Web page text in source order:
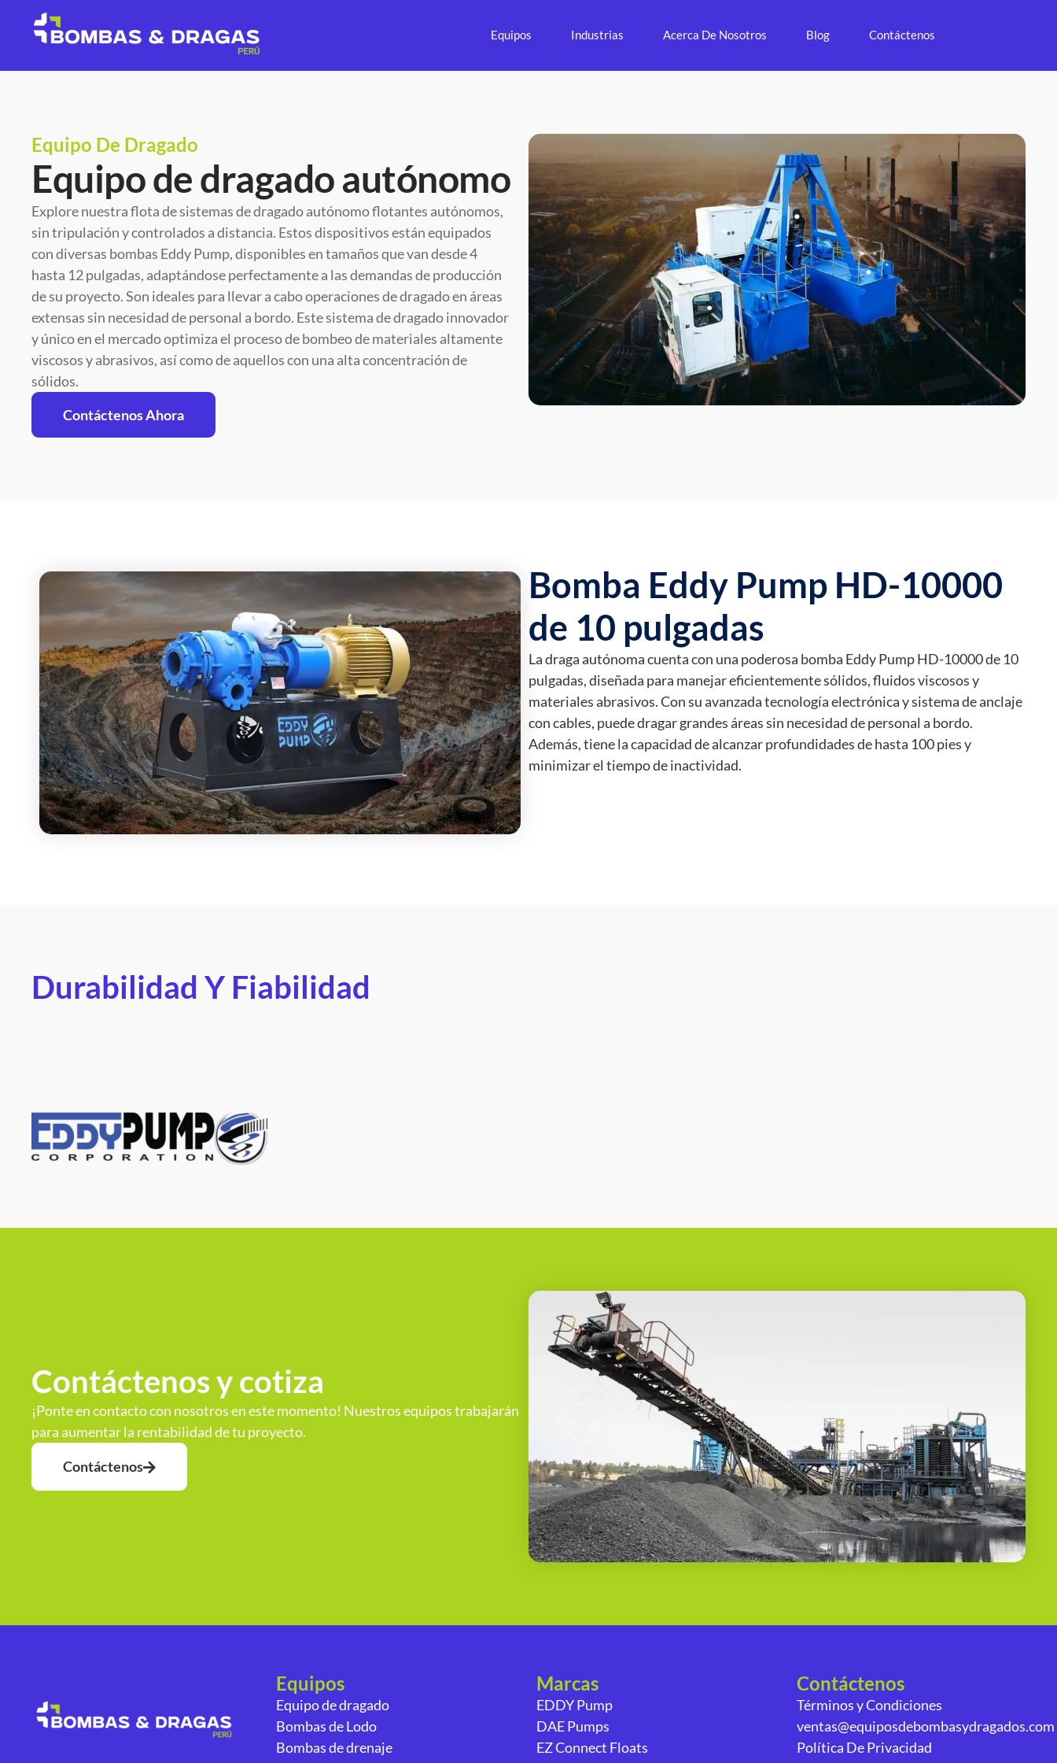
Equipos Industrias Acerca De Nosotros Blog Contáctenos
Equipo De Dragado
Equipo de dragado autónomo
Explore nuestra flota de sistemas de dragado autónomo flotantes autónomos,
sin tripulación y controlados a distancia. Estos dispositivos están equipados
con diversas bombas Eddy Pump, disponibles en tamaños que van desde 4
hasta 12 pulgadas, adaptándose perfectamente a las demandas de producción
de su proyecto. Son ideales para llevar a cabo operaciones de dragado en áreas
extensas sin necesidad de personal a bordo. Este sistema de dragado innovador
y único en el mercado optimiza el proceso de bombeo de materiales altamente
viscosos y abrasivos, así como de aquellos con una alta concentración de
sólidos.
Contáctenos Ahora
Bomba Eddy Pump HD-10000
de 10 pulgadas
La draga autónoma cuenta con una poderosa bomba Eddy Pump HD-10000 de 10
pulgadas, diseñada para manejar eficientemente sólidos, fluidos viscosos y
materiales abrasivos. Con su avanzada tecnología electrónica y sistema de anclaje
con cables, puede dragar grandes áreas sin necesidad de personal a bordo.
Además, tiene la capacidad de alcanzar profundidades de hasta 100 pies y
minimizar el tiempo de inactividad.
Durabilidad Y Fiabilidad
Contáctenos y cotiza
¡Ponte en contacto con nosotros en este momento! Nuestros equipos trabajarán
para aumentar la rentabilidad de tu proyecto.
Contáctenos
Equipos
Equipo de dragado
Bombas de Lodo
Bombas de drenaje
Marcas
EDDY Pump
DAE Pumps
EZ Connect Floats
Contáctenos
Términos y Condiciones
ventas@equiposdebombasydragados.com
Política De Privacidad